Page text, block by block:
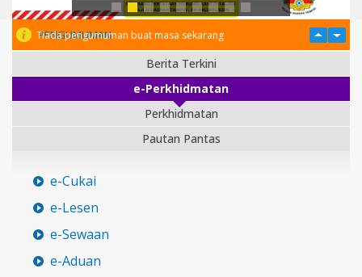
PENGUMUMAN
Tiada pengumuman buat masa sekarang
Berita Terkini
e-Perkhidmatan
Perkhidmatan
Pautan Pantas
e-Cukai
e-Lesen
e-Sewaan
e-Aduan